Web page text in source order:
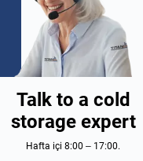
Talk to a cold
storage expert
Hafta içi 8:00 – 17:00.